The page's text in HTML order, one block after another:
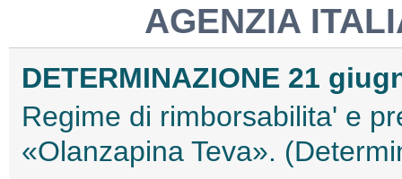
AGENZIA
DETERMINAZIONE 21
Regime di rimborsabilita' e
«Olanzapina Teva».